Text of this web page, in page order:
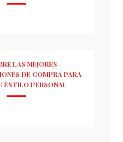
LAS MEJORES
DE COMPRA PARA
ESTILO PERSONAL